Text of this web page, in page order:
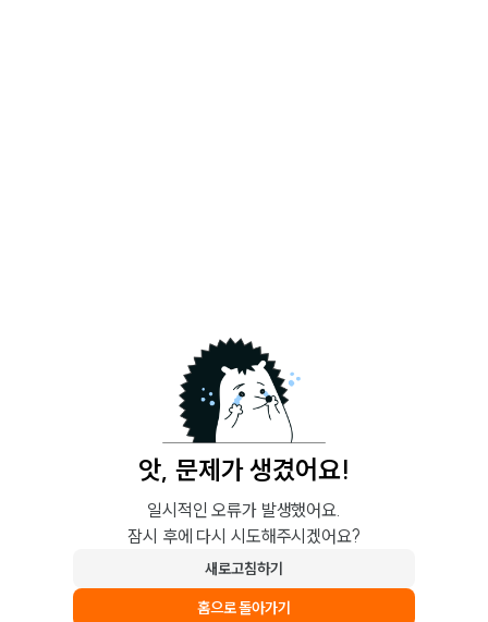
앗, 문제가 생겼어요!
일시적인 오류가 발생했어요.
잠시 후에 다시 시도해주시겠어요?
새로고침하기
홈으로 돌아가기